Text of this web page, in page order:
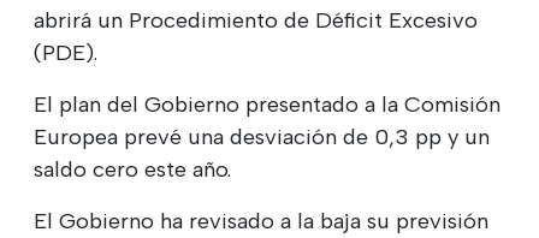
abrirá un Procedimiento de Déficit Excesivo
(PDE).
El plan del Gobierno presentado a la Comisión
Europea prevé una desviación de 0,3 pp y un
saldo cero este año.
El Gobierno ha revisado a la baja su previsión